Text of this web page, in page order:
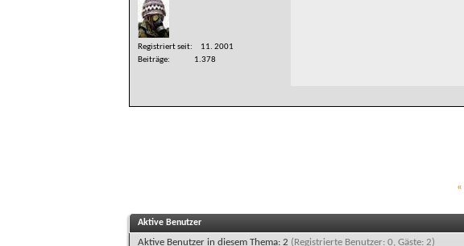
Registriert seit
11. 2001
Beiträge
1.378
«
Aktive Benutzer
Aktive Benutzer in diesem Thema: 2 (Registrierte Benutzer: 0, Gäste: 2)